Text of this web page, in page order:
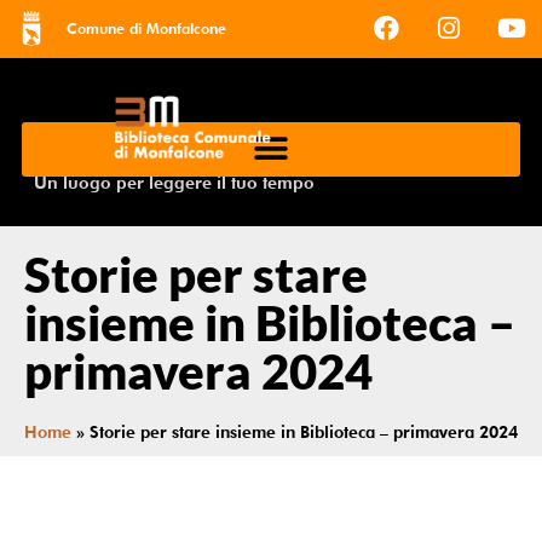
Comune di Monfalcone
Un luogo per leggere il tuo tempo
Storie per stare
insieme in Biblioteca –
primavera 2024
Home » Storie per stare insieme in Biblioteca – primavera 2024